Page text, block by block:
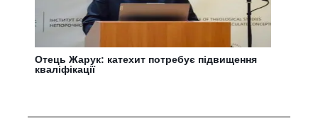
Отець Жарук: катехит потребує підвищення
кваліфікації